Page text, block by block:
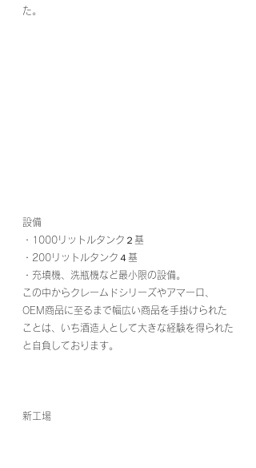
た。
設備
・1000リットルタンク２基
・200リットルタンク４基
・充填機、洗瓶機など最小限の設備。
この中からクレームドシリーズやアマーロ、
OEM商品に至るまで幅広い商品を手掛けられた
ことは、いち酒造人として大きな経験を得られた
と自負しております。
新工場